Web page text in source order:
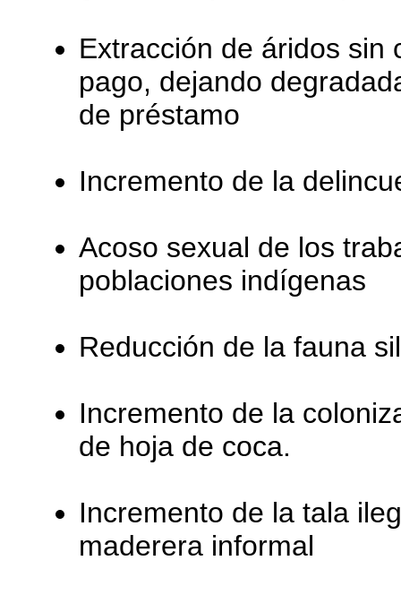
Extracción de áridos sin
pago, dejando
de préstamo
Incremento de la
Acoso sexual de los
poblaciones indígenas
Reducción de la fauna
Incremento de la
de hoja de coca.
Incremento de la tala
maderera informal